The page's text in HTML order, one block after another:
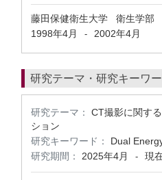
藤田保健衛生大学 衛生学部
1998年4月
- 2002年4月
研究テーマ・研究キーワ
研究テーマ：
CT撮影に関す
ション
研究キーワード：
Dual
研究期間：
2025年4月 - 現